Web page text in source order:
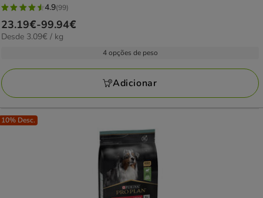
4.9
estrelas
com
avaliações
4.9(99)
Preço
de
99.94€
23.19€-99.94€
3.09€
Desde 3.09€ / kg
4 opções de peso
Adicionar
10% Desc.